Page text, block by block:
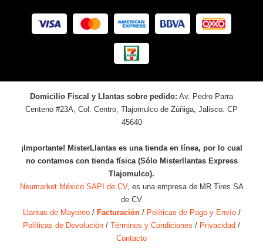
Domicilio Fiscal y Llantas sobre pedido: Av. Pedro Parra
Centeno #23A, Col. Centro, Tlajomulco de Zúñiga, Jalisco. CP
45640
¡Importante! MisterLlantas es una tienda en línea, por lo cual
no contamos con tienda física (Sólo Misterllantas Express
Tlajomulco).
Neumarket México SAPI de CV, es una empresa de MR Tires SA
de CV
Llantas de Mayoreo/ Facturación/ Políticas de Pago y Envío/
Políticas de Devolución / Términos y Condiciones / Privacidad /
Contacto